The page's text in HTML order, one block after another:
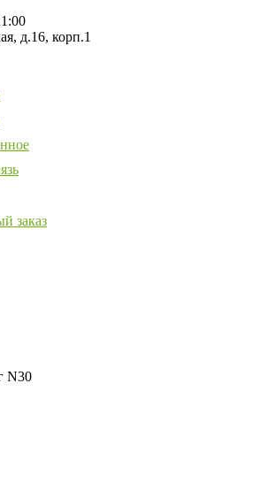
д.16, корп.1
заказ
N30